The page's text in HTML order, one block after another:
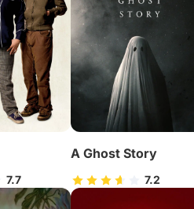
7.7
A Ghost Story
7.2